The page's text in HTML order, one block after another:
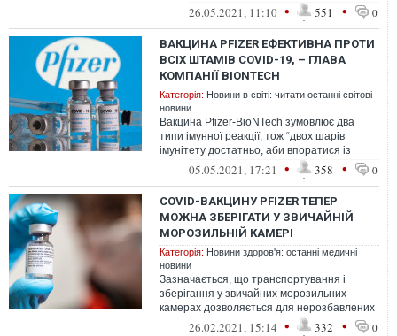
охорони здоров'я.
26.05.2021, 11:10 • 551 • 0
ВАКЦИНА PFIZER ЕФЕКТИВНА ПРОТИ
ВСІХ ШТАМІВ COVID-19, – ГЛАВА
КОМПАНІЇ BIONTECH
Категорія: Новини в світі: читати останні світові
новини
Вакцина Pfizer-BioNTech зумовлює два
типи імунної реакції, тож “двох шарів
імунітету достатньо, аби впоратися із
наявними штамами”
05.05.2021, 17:21 • 358 • 0
COVID-ВАКЦИНУ PFIZER ТЕПЕР
МОЖНА ЗБЕРІГАТИ У ЗВИЧАЙНІЙ
МОРОЗИЛЬНІЙ КАМЕРІ
Категорія: Новини здоров'я: останні медичні
новини
Зазначається, що транспортування і
зберігання у звичайних морозильних
камерах дозволяється для нерозбавлених
заморожених флаконів вакцини
26.02.2021, 15:14 • 332 • 0